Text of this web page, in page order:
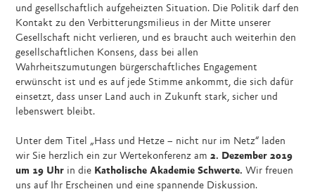
und gesellschaftlich aufgeheizten Situation. Die Politik darf den
Kontakt zu den Verbitterungsmilieus in der Mitte unserer
Gesellschaft nicht verlieren, und es braucht auch weiterhin den
gesellschaftlichen Konsens, dass bei allen
Wahrheitszumutungen bürgerschaftliches Engagement
erwünscht ist und es auf jede Stimme ankommt, die sich dafür
einsetzt, dass unser Land auch in Zukunft stark, sicher und
lebenswert bleibt.
Unter dem Titel „Hass und Hetze – nicht nur im Netz“ laden
wir Sie herzlich ein zur Wertekonferenz am2. Dezember 2019
um 19 Uhr in die Katholische Akademie Schwerte. Wir freuen
uns auf Ihr Erscheinen und eine spannende Diskussion.